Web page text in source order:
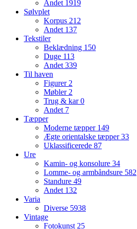
Andet 1919
Sølvplet
Korpus 212
Andet 137
Tekstiler
Beklædning 150
Duge 113
Andet339
Til haven
Figurer2
Møbler2
Trug & kar0
Andet 7
Tæpper
Moderne tæpper 149
Ægte orientalske tæpper33
Uklassificerede 87
Ure
Kamin- og konsolure 34
Lomme- og armbåndsure 582
Standure 49
Andet 132
Varia
Diverse 5938
Vintage
Fotokunst25